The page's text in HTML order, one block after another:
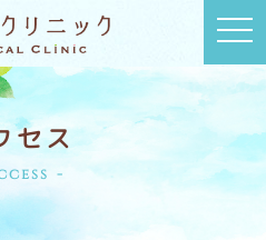
t
o
a
v
セス